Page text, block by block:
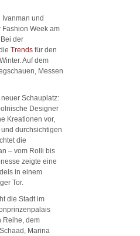
Ivanman und
Week am
der
Trends für den
Auf dem
Messen
Schauplatz:
Designer
Kreationen vor,
durchsichtigen
die
– vom Rolli bis
zeigte eine
in einem
Tor.
die Stadt im
Reihe, dem
Marina